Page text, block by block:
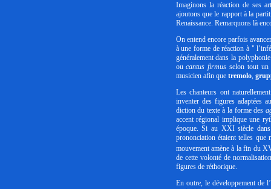
Imaginons la réaction de ses
ajoutons que le rapport à la
Renaissance. Remarquons là
On entend encore parfois
à une forme de réaction à "
généralement dans la
oucantus firmus selon tout un
musicien afin que tremolo,
Les chanteurs ont
inventer des figures adaptées
diction du texte à la forme des
accent régional implique une
époque. Si au XXI siècle
prononciation étaient telles que
mouvement amène à la fin du
de cette volonté de
figures de réthorique.
En outre, le développement de